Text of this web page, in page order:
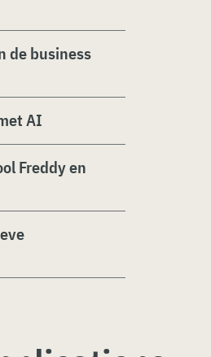
de business
AI
Freddy en